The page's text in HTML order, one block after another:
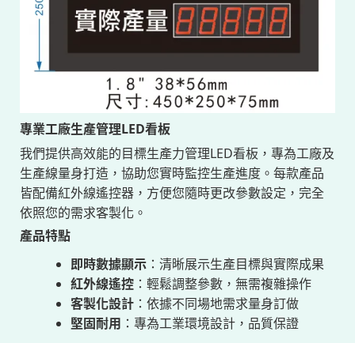
專業工廠生產管理LED看板
我們提供高效能的目標生產力管理LED看板，專為工廠及
生產線量身打造，協助您實時監控生產進度。每款產品
皆配備紅外線遙控器，方便您隨時更改參數設定，完全
依照您的需求客製化。
產品特點
即時數據顯示：清晰展示生產目標與實際成果
紅外線遙控：輕鬆調整參數，無需複雜操作
客製化設計：依據不同場地需求量身訂做
堅固耐用 ：專為工業環境設計，品質保證